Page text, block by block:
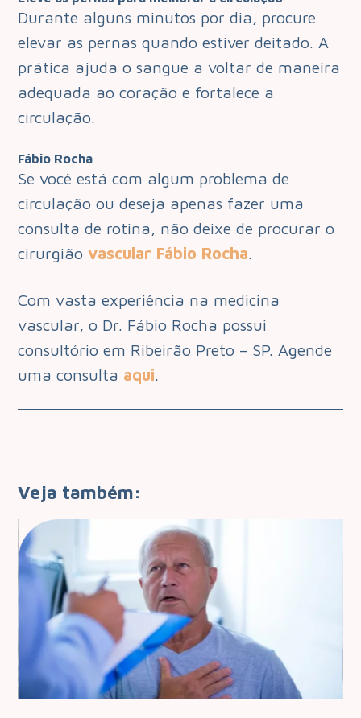
Durante alguns minutos por dia, procure
elevar as pernas quando estiver deitado. A
prática ajuda o sangue a voltar de maneira
adequada ao coração e fortalece a
circulação.
Fábio Rocha
Se você está com algum problema de
circulação ou deseja apenas fazer uma
consulta de rotina, não deixe de procurar o
cirurgião vascular Fábio Rocha.
Com vasta experiência na medicina
vascular, o Dr. Fábio Rocha possui
consultório em Ribeirão Preto – SP. Agende
uma consulta aqui.
Veja também: